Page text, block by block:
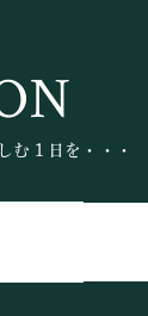
む１日を・・・